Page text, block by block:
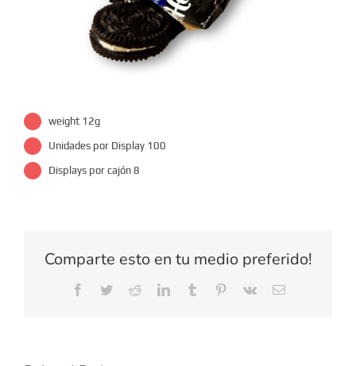
weight 12g
Unidades por Display 100
Displays por cajón 8
Comparte esto en tu medio preferido!
Facebook
TwitterRedditLinkedInTumblr Pinterest
Vk Email